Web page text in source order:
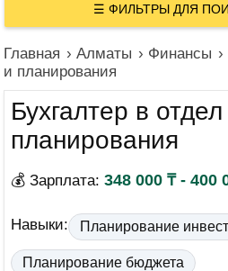
☰ ФИЛЬТРЫ ДЛЯ
Главная › Алматы › Финансы ›
и планирования
Бухгалтер в
планирования
💰 Зарплата: 348 000 ₸ - 400
Навыки: Планирование
Планирование бюджета